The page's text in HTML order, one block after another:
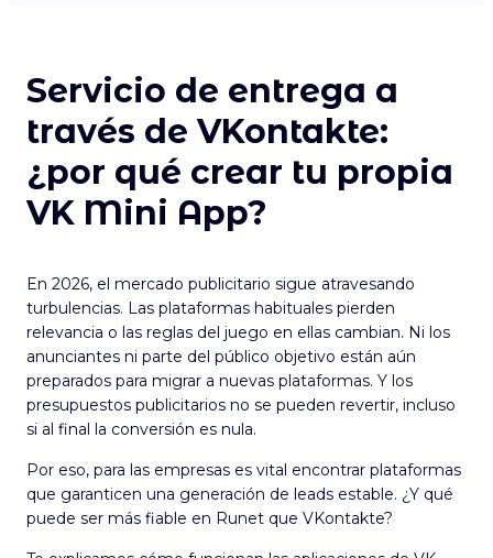
Servicio de entrega a
través de VKontakte:
¿por qué crear tu propia
VK Mini App?
En 2026, el mercado publicitario sigue atravesando
turbulencias. Las plataformas habituales pierden
relevancia o las reglas del juego en ellas cambian. Ni los
anunciantes ni parte del público objetivo están aún
preparados para migrar a nuevas plataformas. Y los
presupuestos publicitarios no se pueden revertir, incluso
si al final la conversión es nula.
Por eso, para las empresas es vital encontrar plataformas
que garanticen una generación de leads estable. ¿Y qué
puede ser más fiable en Runet que VKontakte?